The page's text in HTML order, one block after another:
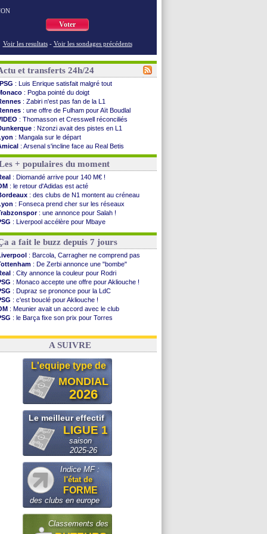
Voter
Voir les resultats - Voir les sondages précédents
et transferts 24h/24
PSG : Luis Enrique satisfait malgré tout
: Pogba pointé du doigt
: Zabiri n'est pas fan de la L1
: une offre de Fulham pour Aït Boudlal
: Thomasson et Cresswell réconciliés
: Nzonzi avait des pistes en L1
: Mangala sur le départ
: Arsenal s'incline face au Real Betis
: lourde défaite pour le PSG
City: Maresca flou pour Reijnders
: Fenerbahçe prend une belle option
Diriyah: Mbemba arrive libre (officiel)
: le plan d'Alvarez à son retour
: premier succès pour Brest
: le joli but de Greenwood avec le Fener !
2030: une promesse d'Infantino au Maroc ...
: la compo pour le premier match amical
: Jaissle est le nouveau coach (off.)
: une nouvelle offre pour Vinicius
: l'OM domine Al-Shahaniya
: Cabral a prolongé (officiel)
: Molina va signer à la Roma
: Diomandé arrive pour 140 M€ !
: Havertz en veut encore plus
Voir les brèves précédentes
+ populaires du moment
: Diomandé arrive pour 140 M€ !
: le retour d'Adidas est acté
: des clubs de N1 montent au créneau
: Fonseca prend cher sur les réseaux
: une annonce pour Salah !
: Liverpool accélère pour Mbaye
: 3 joueurs écartés du groupe pro
a fait le buzz depuis 7 jours
: Barcola, Carragher ne comprend pas
: De Zerbi annonce une "bombe"
: City annonce la couleur pour Rodri
: Monaco accepte une offre pour Akliouche !
: Dupraz se prononce pour la LdC
: c'est bouclé pour Akliouche !
: Meunier avait un accord avec le club
: le Barça fixe son prix pour Torres
: Torres souhaite rejoindre le PSG !
A SUIVRE
L'equipe type de
MONDIAL
2026
Le meilleur effectif
LIGUE 1
saison
2025-26
Indice MF :
l'état de
FORME
des clubs en europe
Classements des